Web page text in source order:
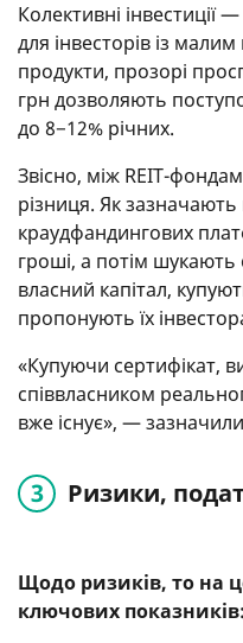
Колективні інвестиції
для інвесторів із
продукти, прозорі
грн дозволяють
до 8−12% річних.
Звісно, між REIT-
різниця. Як зазначають
краудфандингових
гроші, а потім шукають
власний капітал,
пропонують їх
«Купуючи сертифікат,
співвласником
вже існує», —
Ризики,
Щодо ризиків, то на
ключових показників: